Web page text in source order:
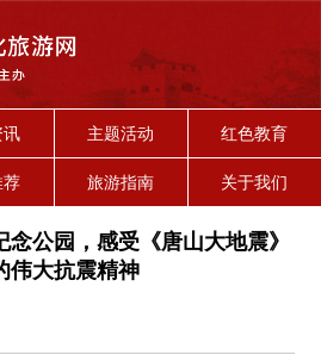
讯 主题活动 红色教育
荐 旅游指南 关于我们
公园，感受《唐山大地震》
伟大抗震精神